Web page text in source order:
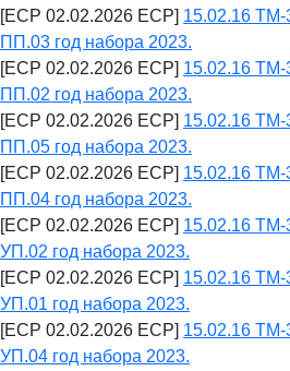
[ECP 02.02.2026 ECP] 15.02.16 ТМ-
ПП.03 год набора 2023.
[ECP 02.02.2026 ECP] 15.02.16 ТМ-
ПП.02 год набора 2023.
[ECP 02.02.2026 ECP] 15.02.16 ТМ-
ПП.05 год набора 2023.
[ECP 02.02.2026 ECP] 15.02.16 ТМ-
ПП.04 год набора 2023.
[ECP 02.02.2026 ECP] 15.02.16 ТМ-
УП.02 год набора 2023.
[ECP 02.02.2026 ECP] 15.02.16 ТМ-
УП.01 год набора 2023.
[ECP 02.02.2026 ECP] 15.02.16 ТМ-
УП.04 год набора 2023.